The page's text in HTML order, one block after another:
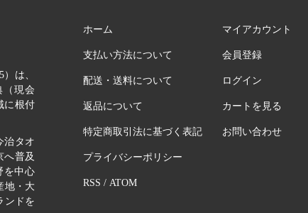
は、
（現会
に根付
治タオ
へ普及
を中心
地・大
ンドを
ホーム
支払い方法について
配送・送料について
返品について
特定商取引法に基づく表記
プライバシーポリシー
RSS / ATOM
マイアカウント
会員登録
ログイン
カートを見る
お問い合わせ